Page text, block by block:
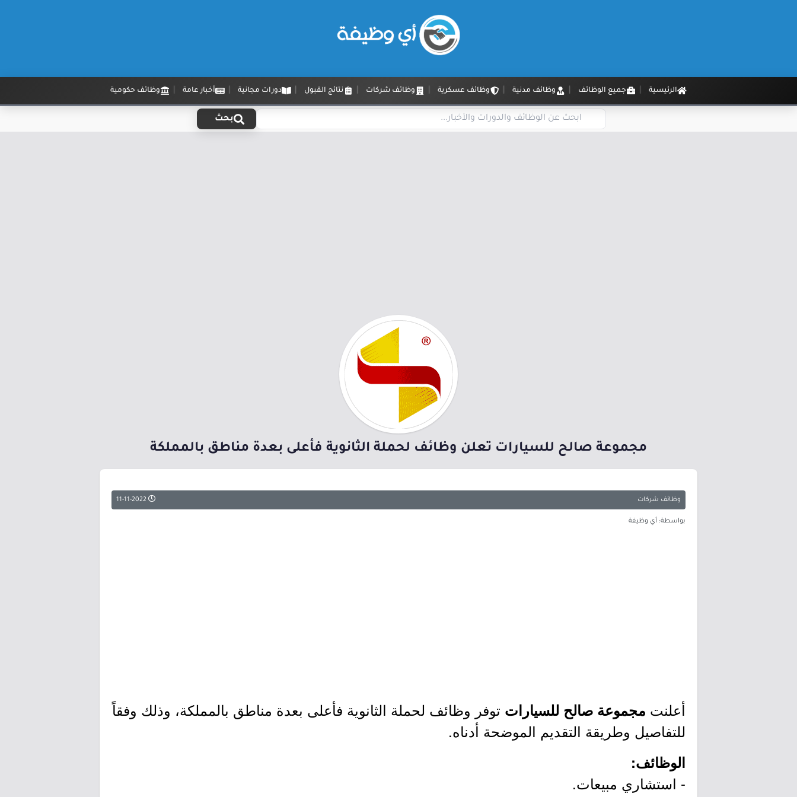
الرئيسية جميع الوظائف وظائف مدنية وظائف عسكرية وظائف شركات نتائج القبول دورات مجانية أخبار عامة وظائف حكومية
بحث
مجموعة صالح للسيارات تعلن وظائف لحملة الثانوية فأعلى بعدة مناطق بالمملكة
وظائف شركات
بواسطة: أي وظيفة
أعلنت مجموعة صالح للسيارات توفر وظائف لحملة الثانوية فأعلى بعدة مناطق بالمملكة، وذلك وفقاً
للتفاصيل وطريقة التقديم الموضحة أدناه.
الوظائف:
- استشاري مبيعات.